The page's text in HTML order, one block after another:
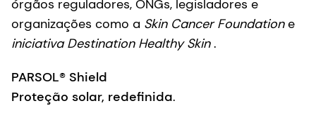
órgãos reguladores, ONGs, legisladores e
organizações como a Skin Cancer Foundatione
iniciativa Destination Healthy Skin.
PARSOL® Shield
Proteção solar, redefinida.